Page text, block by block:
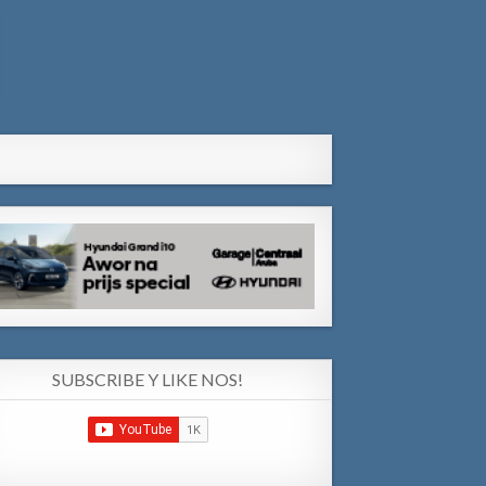
SUBSCRIBE Y LIKE NOS!